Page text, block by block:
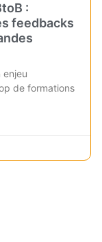
:
feedbacks
enjeu
de formations